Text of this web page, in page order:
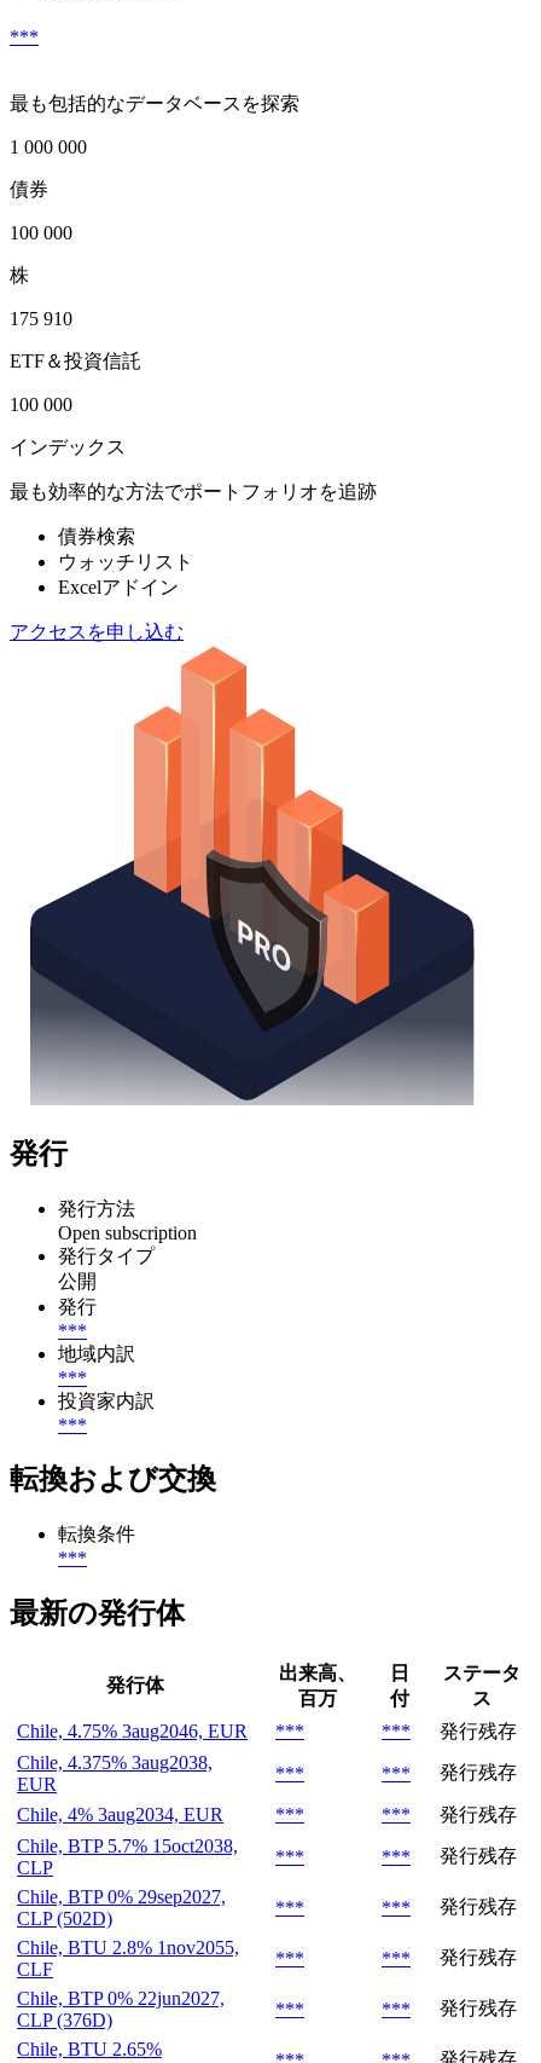
***
最も包括的なデータベースを探索
1 000 000
債券
100 000
株
175 910
ETF＆投資信託
100 000
インデックス
最も効率的な方法でポートフォリオを追跡
債券検索
ウォッチリスト
Excelアドイン
アクセスを申し込む
発行
発行方法
Open subscription
発行タイプ
公開
発行
***
地域内訳
***
投資家内訳
***
転換および交換
転換条件
***
最新の発行体
発行体
出来高、
百万
日
付
ステータ
ス
Chile, 4.75% 3aug2046, EUR
*** ***
発行残存
Chile, 4.375% 3aug2038,
EUR
*** *** 発行残存
Chile, 4% 3aug2034, EUR *** ***
発行残存
Chile, BTP 5.7% 15oct2038,
CLP
*** ***
発行残存
Chile, BTP 0% 29sep2027,
CLP (502D)
*** ***
発行残存
Chile, BTU 2.8% 1nov2055,
CLF
*** ***
発行残存
Chile, BTP 0% 22jun2027,
CLP (376D)
*** ***
発行残存
Chile, BTU 2.65%